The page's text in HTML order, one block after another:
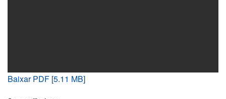
Baixar PDF [5.11 MB]